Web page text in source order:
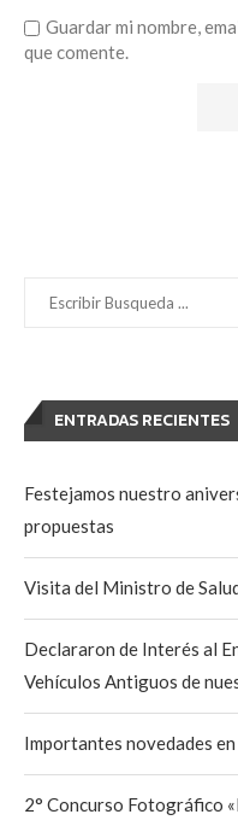
Guardar mi nombre,
que comente.
ENTRADAS RECIENTES
Festejamos nuestro
propuestas
Visita del Ministro de
Declararon de Interés al
Vehículos Antiguos de
Importantes novedades
2° Concurso Fotográfico